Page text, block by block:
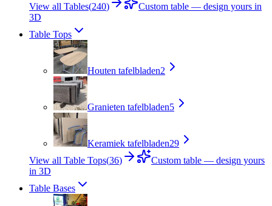
View all Tables(240)
Custom table — design yours in
3D
Table Tops
Houten tafelbladen2
Granieten tafelbladen5
Keramiek tafelbladen29
View all Table Tops(36)
Custom table — design yours
in 3D
Table Bases